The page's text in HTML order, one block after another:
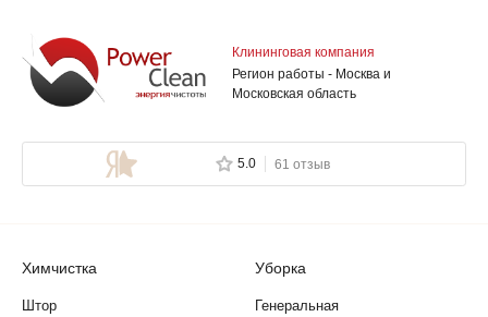
Клининговая компания
Регион работы - Москва и
Московская область
5.0 61 отзыв
Химчистка
Штор
Уборка
Генеральная